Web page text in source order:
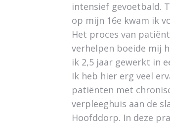
intensief gevoetbald.
op mijn 16e kwam ik
Het proces van
verhelpen boeide mij
ik 2,5 jaar gewerkt in
Ik heb hier erg veel
patiënten met
verpleeghuis aan de
Hoofddorp. In deze